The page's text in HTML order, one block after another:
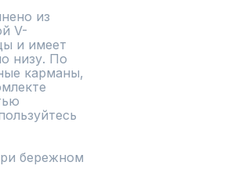
из
V-
и имеет
низу. По
карманы,
бережном